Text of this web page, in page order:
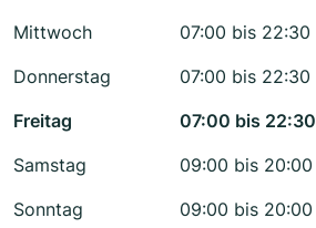
Mittwoch
07:00 bis 22:30
Donnerstag
07:00 bis 22:30
Freitag
07:00 bis 22:30
Samstag
09:00 bis 20:00
Sonntag
09:00 bis 20:00